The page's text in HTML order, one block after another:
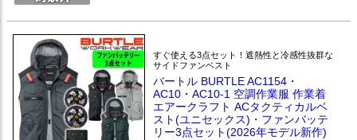
すぐ使える3点セット！遮熱性と冷感性抜群な
サイドファンベスト
バートル BURTLE AC1154・
AC10・AC10-1 空調作業服 作業着
エアークラフト ACタクティカルベ
スト(ユニセックス)・ファンバッテ
リー3点セット(2026年モデル新作)